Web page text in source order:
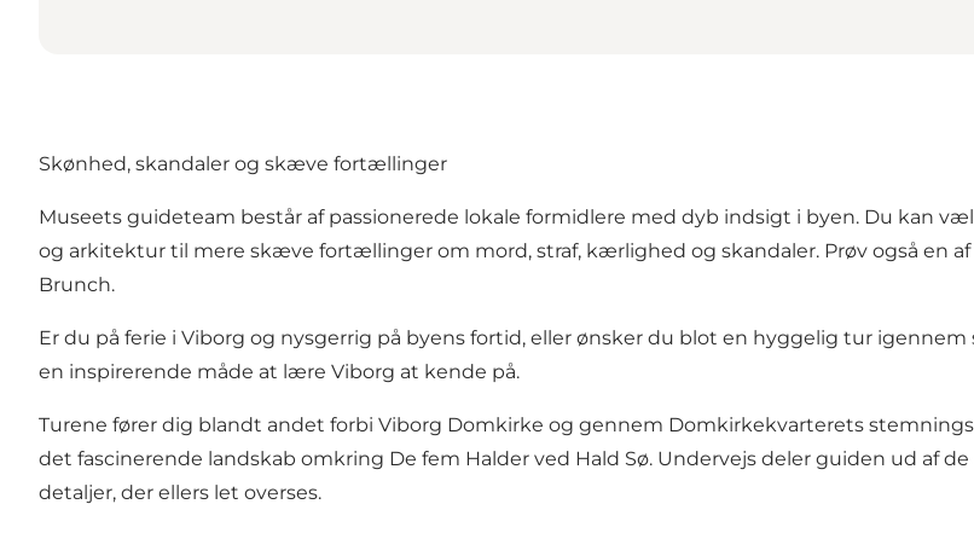
Skønhed, skandaler og skæve fortællinger
Museets guideteam består af passionerede lokale formidlere med dyb indsigt i byen. Du kan
og arkitektur til mere skæve fortællinger om mord, straf, kærlighed og skandaler. Prøv også en
Brunch.
Er du på ferie i Viborg og nysgerrig på byens fortid, eller ønsker du blot en hyggelig tur
en inspirerende måde at lære Viborg at kende på.
Turene fører dig blandt andet forbi Viborg Domkirke og gennem Domkirkekvarterets
det fascinerende landskab omkring De fem Halder ved Hald Sø. Undervejs deler guiden ud af
detaljer, der ellers let overses.